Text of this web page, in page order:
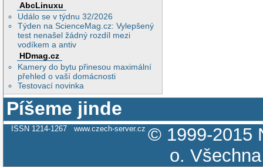
AbcLinuxu
Událo se v týdnu 32/2026
Týden na ScienceMag.cz: Vylepšený
test nenašel žádný rozdíl mezi
vodíkem a antiv
HDmag.cz
Kamery do bytu přinesou maximální
přehled o vaší domácnosti
Testovací novinka
Píšeme jinde
ISSN 1214-1267 www.czech-server.cz © 1999-2015
o.